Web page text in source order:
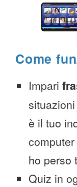
Come
Impari
situazioni
è il tuo
ho perso
Quiz in